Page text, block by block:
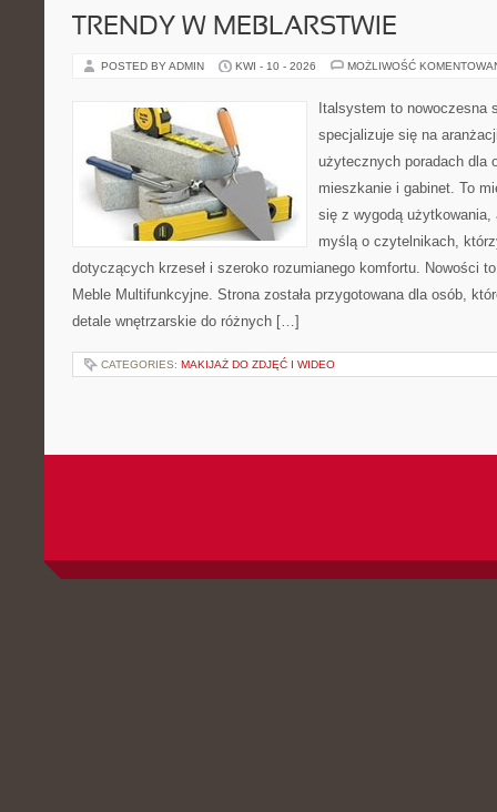
TRENDY W MEBLARSTWIE
POSTED BY ADMIN KWI - 10 - 2026 MOŻLIWOŚĆ
Italsystem to nowoczesna
specjalizuje się na
użytecznych poradach dla
mieszkanie i gabinet. To
się z wygodą użytkowania,
myślą o czytelnikach,
dotyczących krzeseł i szeroko rozumianego komfortu. Nowości
Meble Multifunkcyjne. Strona została przygotowana dla osób,
detale wnętrzarskie do różnych […]
CATEGORIES: MAKIJAŻ DO ZDJĘĆ I WIDEO